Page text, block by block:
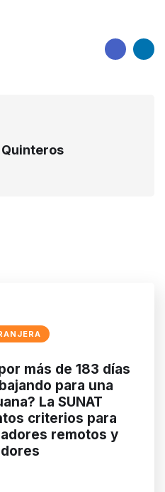
más de 183 días
para una
La SUNAT
criterios para
remotos y